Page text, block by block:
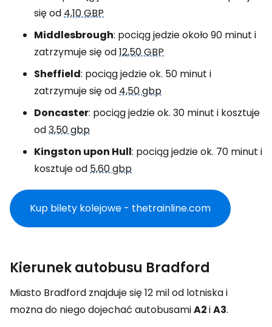
się od 4,10 GBP
Middlesbrough: pociąg jedzie około 90 minut i
zatrzymuje się od12,50 GBP
Sheffield: pociąg jedzie ok. 50 minut i
zatrzymuje się od 4,50 gbp
Doncaster: pociąg jedzie ok. 30 minut i kosztuje
od3,50 gbp
Kingston upon Hull: pociąg jedzie ok. 70 minut i
kosztuje od 5,60 gbp
Kup bilety kolejowe - thetrainline.com
Kierunek autobusu Bradford
Miasto Bradford znajduje się 12 mil od lotniska i
można do niego dojechać autobusamiA2iA3.